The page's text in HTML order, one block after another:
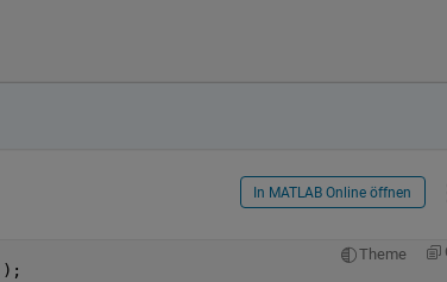
In MATLAB Online öffnen
Theme
);